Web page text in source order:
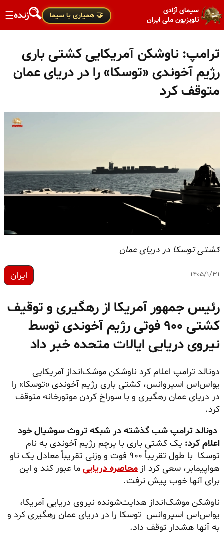
سیمای آزادی
تلویزیون ملی ایران
🤝 همیاری با سیما زنده☰
ترامپ: ناوشکن آمریکایی کشتی باری
رژیم آخوندی «توسکا» را در دریای عمان
متوقف کرد
کشتی توسکا در دریای عمان
۱۴۰۵/۱/۳۱ ایران
رئیس جمهور آمریکا از رهگیری و توقیف
کشتی ۹۰۰ فوتی رژیم آخوندی توسط
نیروی دریایی ایالات متحده خبر داد
دونالد ترامپ اعلام کرد ناوشکن موشک‌انداز آمریکایی
یو‌اس‌اس اسپروانس، کشتی باری رژیم آخوندی «توسکا» را
در دریای عمان رهگیری و با سوراخ کردن موتورخانه متوقف
کرد.
دونالد ترامپ شب گذشته در شبکه تروث سوشیال خود
اعلام کرد: یک کشتی باری با پرچم رژیم آخوندی به نام
توسکا با طول تقریباً ۹۰۰ فوت و وزنی تقریباً معادل یک ناو
هواپیمابر، سعی کرد از محاصره دریایی ما عبور کند و این
برای آنها خوب پیش نرفت.
ناوشکن موشک‌انداز هدایت‌شونده نیروی دریایی آمریکا،
یو‌اس‌اس اسپروانس توسکا را در دریای عمان رهگیری کرد و
به آنها هشدار توقف داد.